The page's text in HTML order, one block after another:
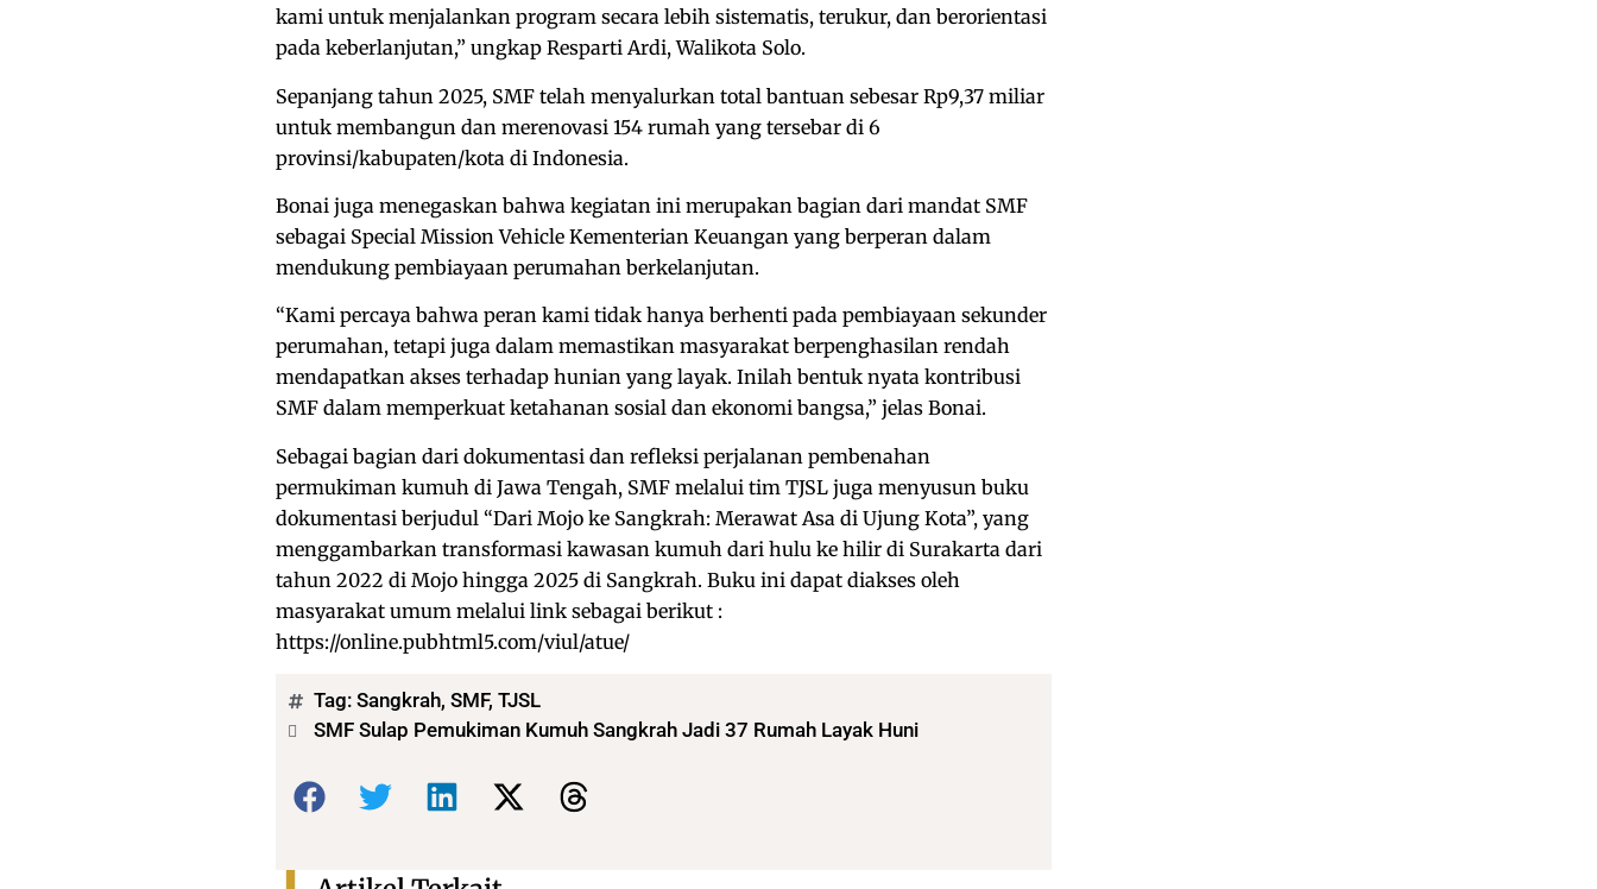
kami untuk menjalankan program secara lebih sistematis, terukur, dan berorientasi
pada keberlanjutan,” ungkap Resparti Ardi, Walikota Solo.
Sepanjang tahun 2025, SMF telah menyalurkan total bantuan sebesar Rp9,37 miliar
untuk membangun dan merenovasi 154 rumah yang tersebar di 6
provinsi/kabupaten/kota di Indonesia.
Bonai juga menegaskan bahwa kegiatan ini merupakan bagian dari mandat SMF
sebagai Special Mission Vehicle Kementerian Keuangan yang berperan dalam
mendukung pembiayaan perumahan berkelanjutan.
“Kami percaya bahwa peran kami tidak hanya berhenti pada pembiayaan sekunder
perumahan, tetapi juga dalam memastikan masyarakat berpenghasilan rendah
mendapatkan akses terhadap hunian yang layak. Inilah bentuk nyata kontribusi
SMF dalam memperkuat ketahanan sosial dan ekonomi bangsa,” jelas Bonai.
Sebagai bagian dari dokumentasi dan refleksi perjalanan pembenahan
permukiman kumuh di Jawa Tengah, SMF melalui tim TJSL juga menyusun buku
dokumentasi berjudul “Dari Mojo ke Sangkrah: Merawat Asa di Ujung Kota”, yang
menggambarkan transformasi kawasan kumuh dari hulu ke hilir di Surakarta dari
tahun 2022 di Mojo hingga 2025 di Sangkrah. Buku ini dapat diakses oleh
masyarakat umum melalui link sebagai berikut :
https://online.pubhtml5.com/viul/atue/
Tag: Sangkrah, SMF, TJSL
SMF Sulap Pemukiman Kumuh Sangkrah Jadi 37 Rumah Layak Huni
Bagikan: